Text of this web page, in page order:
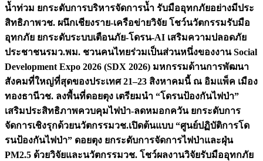
น้ำท่วม ยกระดับการบริหารจัดการน้ำ รับมืออุทกภัยอย่างมีประ
สิทธิภาพวช. ผนึกเชียงราย-เครือข่ายวิจัย โชว์นวัตกรรมรับมือ
อุทกภัย ยกระดับระบบเตือนภัย-โดรน-AI เสริมความปลอดภัย
ประชาชนรมว.พม. ชวนคนไทยร่วมเป็นส่วนหนึ่งของงาน Social
Development Expo 2026 (SDX 2026) มหกรรมด้านการพัฒนา
สังคมที่ใหญ่ที่สุดของประเทศ 21–23 สิงหาคมนี้ ณ อิมแพ็ค เมือง
ทองธานีวช. ลงพื้นที่ดอยตุง เตรียมนำ “โดรนป้องกันไฟป่า”
เสริมประสิทธิภาพควบคุมไฟป่า-ลดหมอกควัน ยกระดับการ
จัดการเชิงรุกด้วยนวัตกรรมวช.เปิดต้นแบบ “ศูนย์ปฏิบัติการโด
รนป้องกันไฟป่า” ดอยตุง ยกระดับการจัดการไฟป่าและฝุ่น
PM2.5 ด้วยวิจัยและนวัตกรรมวช. โชว์ผลงานวิจัยรับมืออุทกภัย